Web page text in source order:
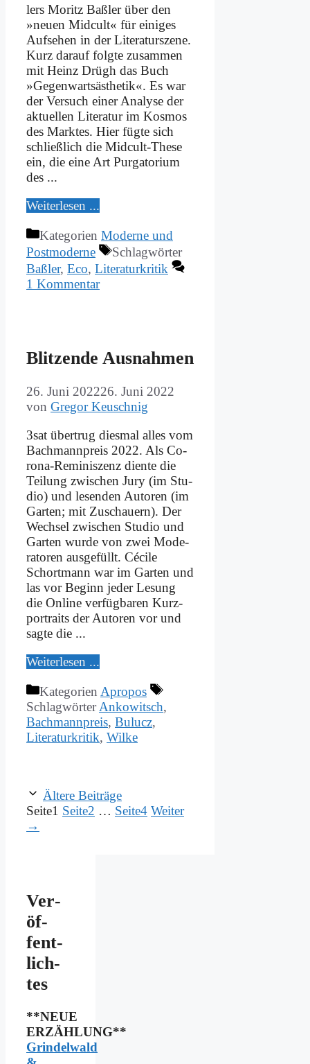
lers Mo­ritz Baß­ler über den
»neu­en Mid­cult« für ei­ni­ges
Auf­se­hen in der Li­te­ra­tur­sze­ne.
Kurz dar­auf folg­te zu­sam­men
mit Heinz Drügh das Buch
»Ge­gen­warts­äs­the­tik«. Es war
der Ver­such ei­ner Ana­ly­se der
ak­tu­el­len Li­te­ra­tur im Kos­mos
des Mark­tes. Hier füg­te sich
schließ­lich die Mi­d­­cult-The­­se
ein, die ei­ne Art Pur­ga­to­ri­um
des ...
Wei­ter­le­sen ...
Kategorien Moderne und
Postmoderne
Schlagwörter
Baßler, Eco, Literaturkritik
1 Kommentar
Blit­zen­de Aus­nah­men
26. Juni 202226. Juni 2022
von Gregor Keuschnig
3sat über­trug dies­mal al­les vom
Bach­mann­preis 2022. Als Co­
ro­­na-Re­­mi­­ni­s­­zenz dien­te die
Tei­lung zwi­schen Ju­ry (im Stu­
dio) und le­sen­den Au­toren (im
Gar­ten; mit Zu­schau­ern). Der
Wech­sel zwi­schen Stu­dio und
Gar­ten wur­de von zwei Mo­de­
ra­to­ren aus­ge­füllt. Cé­ci­le
Schort­mann war im Gar­ten und
las vor Be­ginn je­der Le­sung
die On­line ver­füg­ba­ren Kurz­
por­traits der Au­toren vor und
sag­te die ...
Wei­ter­le­sen ...
Kategorien Apropos
SchlagwörterAnkowitsch,
Bachmannpreis, Bulucz,
Literaturkritik, Wilke
Ältere Beiträge
Seite1 Seite2 … Seite4 Weiter
→
Ver­
öf­
fent­
lich­
tes
**NEUE
ERZÄHLUNG**
Grindelwald